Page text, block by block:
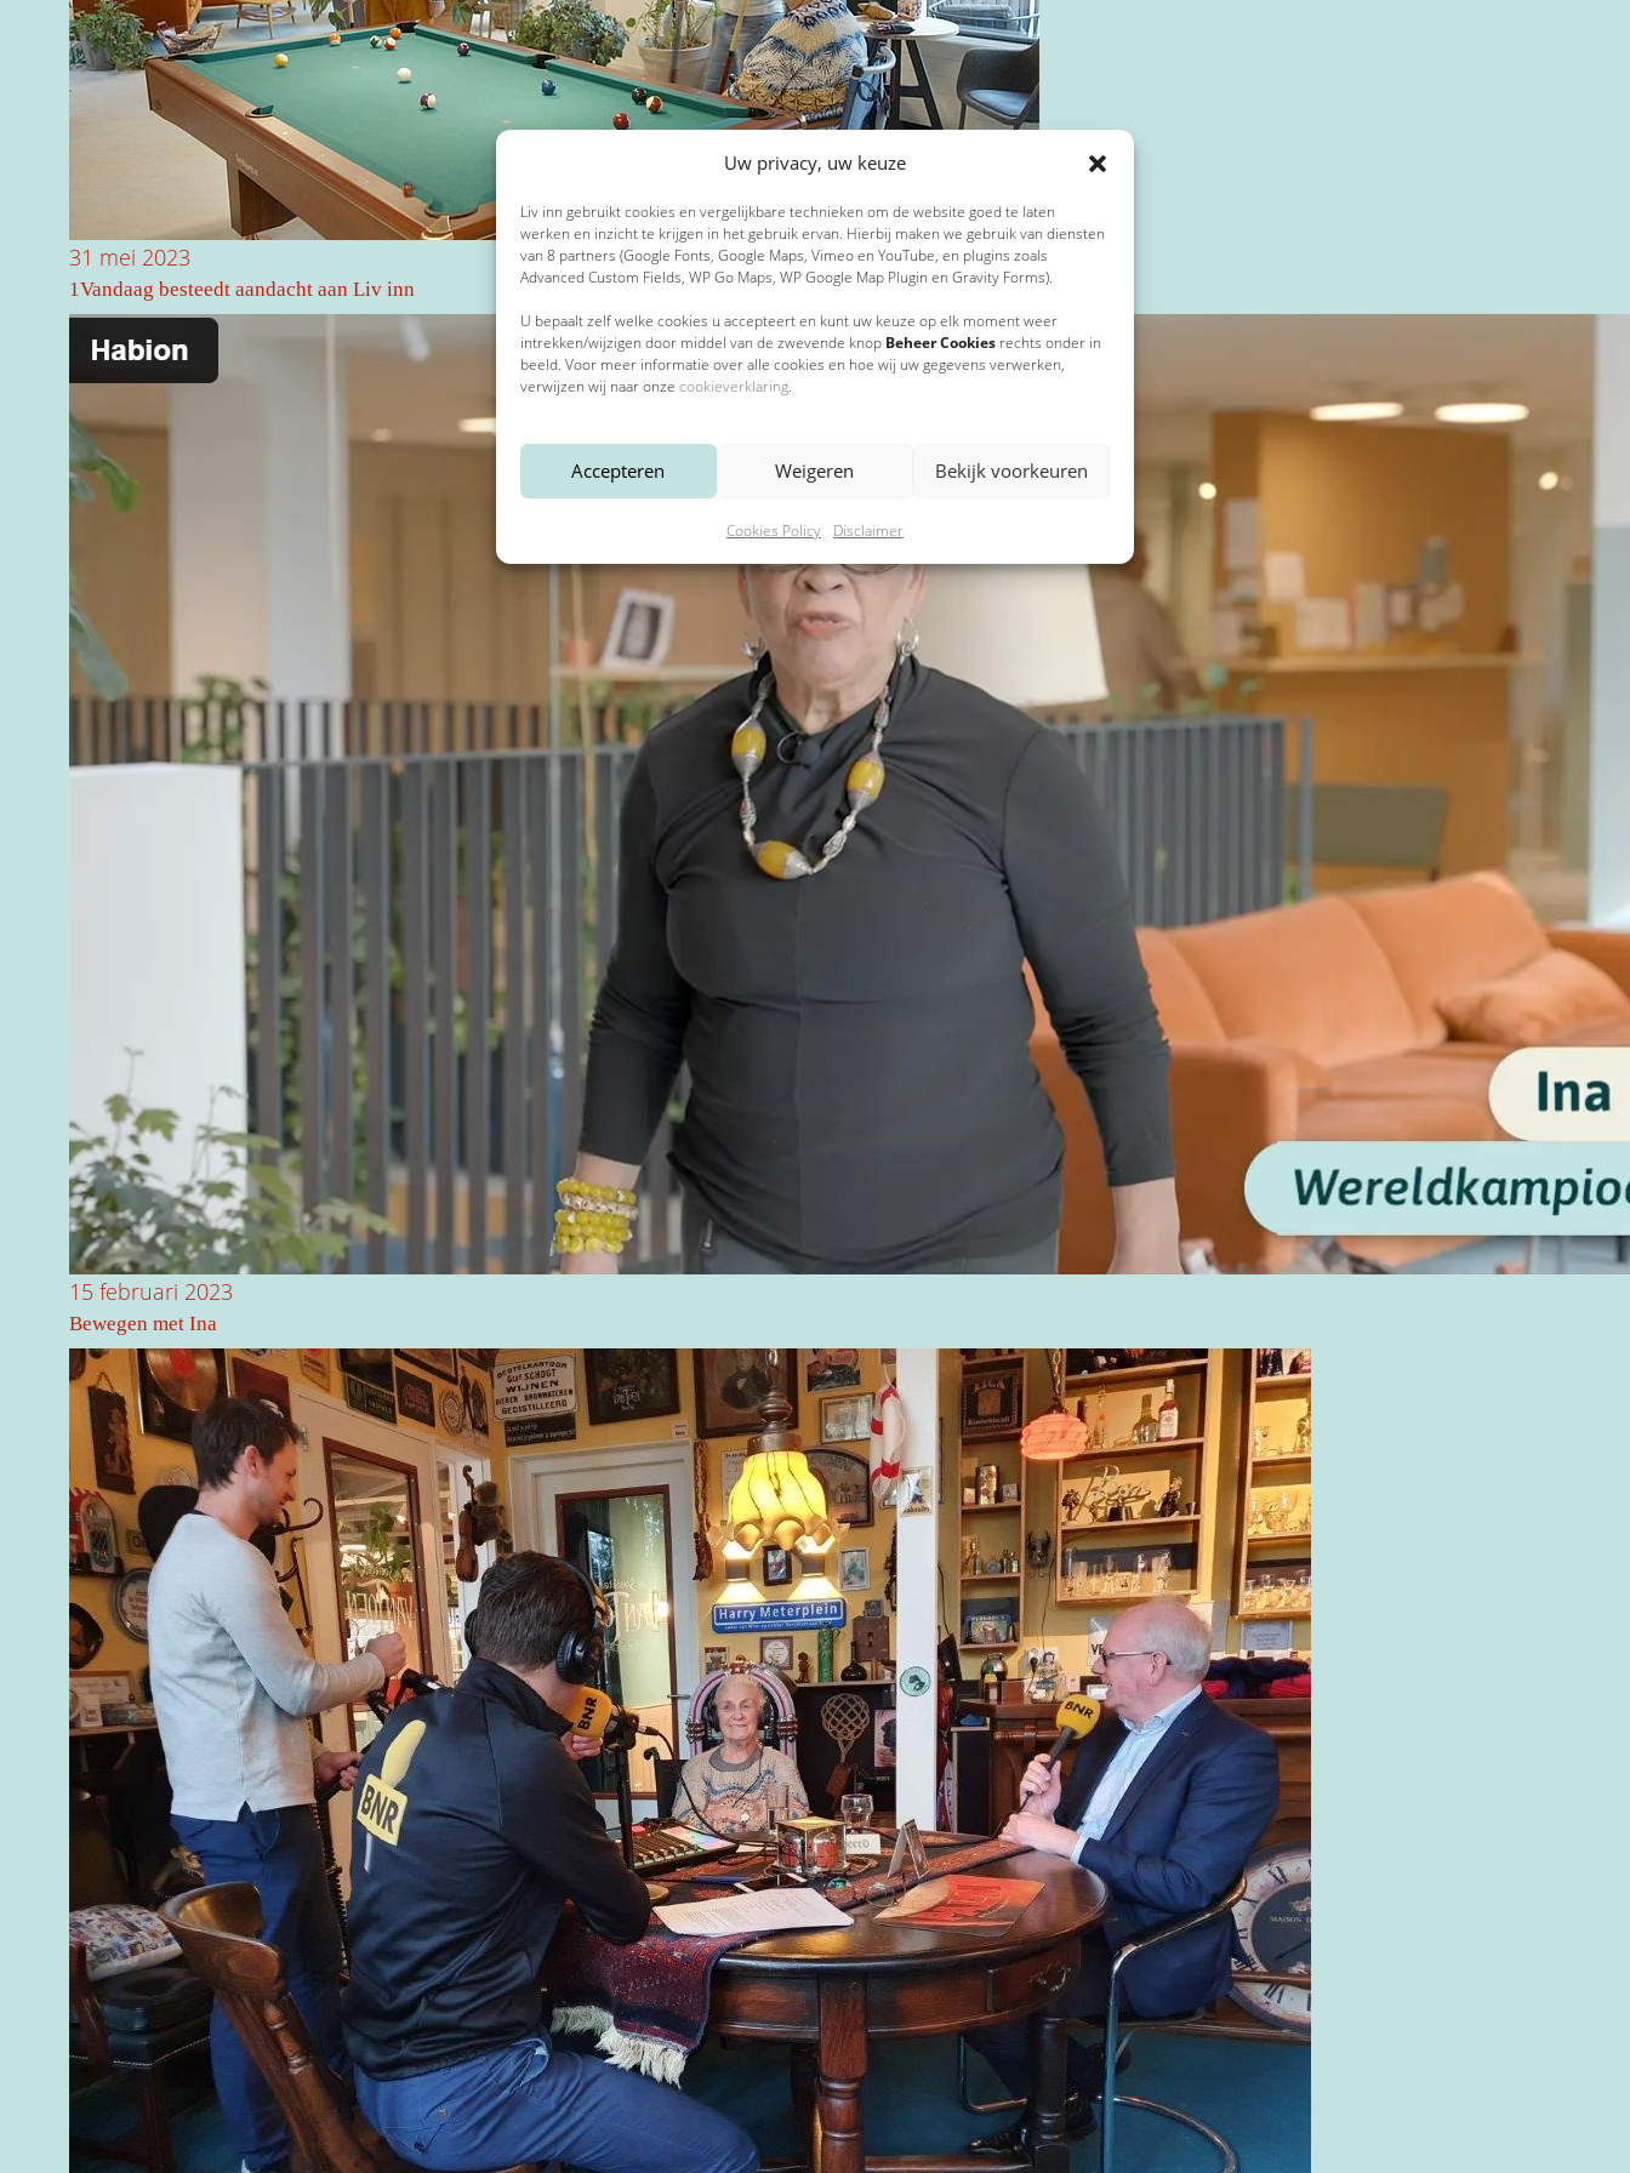
Uw privacy, uw keuze
Liv inn gebruikt cookies en vergelijkbare technieken om de website goed te laten
werken en inzicht te krijgen in het gebruik ervan. Hierbij maken we gebruik van diensten
van 8 partners (Google Fonts, Google Maps, Vimeo en YouTube, en plugins zoals
Advanced Custom Fields, WP Go Maps, WP Google Map Plugin en Gravity Forms).
U bepaalt zelf welke cookies u accepteert en kunt uw keuze op elk moment weer
intrekken/wijzigen door middel van de zwevende knop Beheer Cookies rechts onder in
beeld. Voor meer informatie over alle cookies en hoe wij uw gegevens verwerken,
verwijzen wij naar onze cookieverklaring.
Accepteren Weigeren Bekijk voorkeuren
Cookies Policy Disclaimer
E-mailadres*
Telefoonnummer*
Hoe kunnen we je helpen?
Privacybeleid
Ik ga akkoord met het privacybeleid*
Straat
Huisnummer
Toevoeging
E-mailadres*
Telefoonnummer
IBAN Bankrekeningnummer
Door mijn rekeningnummer in te vullen geef ik
toestemming voor automatische incasso van 30,- per
Akkoord voorwaarden en
onsprivacybeleid*
*Verplichte velden
31 mei 2023
1Vandaag besteedt aandacht aan Liv inn
15 februari 2023
Bewegen met Ina